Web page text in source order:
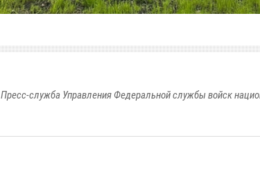
Пресс-служба Управления Федеральной службы войск